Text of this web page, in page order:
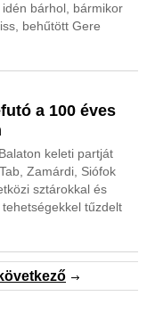
bárhol, bármikor
behűtött Gere
a 100 éves
keleti partját
Zamárdi, Siófok
sztárokkal és
tűzdelt
következő